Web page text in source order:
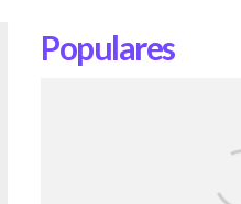
Populares